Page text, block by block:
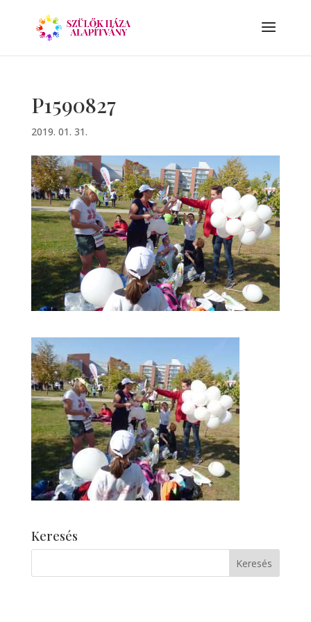
P1590827
2019. 01. 31.
Keresés